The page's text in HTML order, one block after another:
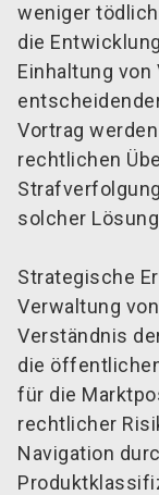
weniger
die
Einhaltung
Vortrag
rechtlichen
solcher
Strategische
Verwaltung
Verständnis
die
für die
rechtlicher
Navigation